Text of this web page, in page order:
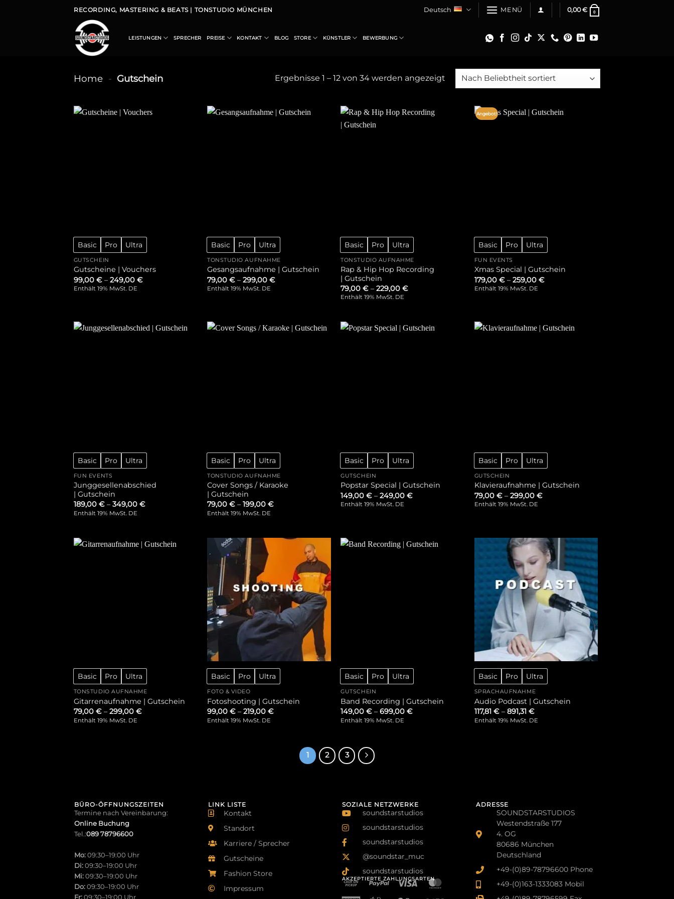
RECORDING, MASTERING & BEATS | TONSTUDIO MÜNCHEN Deutsch MENÜ 0,00€ 0
LEISTUNGEN SPRECHER PREISE KONTAKT BLOG STORE KÜNSTLER BEWERBUNG
Home - Gutschein Ergebnisse 1 – 12 von 34 werden angezeigt
Basic Pro Ultra
GUTSCHEIN
Gutscheine | Vouchers
99,00 € – 249,00 €
Enthält 19% MwSt. DE
Basic Pro Ultra
TONSTUDIO AUFNAHME
Gesangsaufnahme | Gutschein
79,00€ –299,00€
Enthält 19% MwSt. DE
Basic Pro Ultra
TONSTUDIO AUFNAHME
Rap & Hip Hop Recording
| Gutschein
79,00€ –229,00€
Enthält 19% MwSt. DE
Angebot!
Basic Pro Ultra
FUN EVENTS
Xmas Special | Gutschein
179,00 € – 259,00 €
Enthält 19% MwSt. DE
Basic Pro Ultra
FUN EVENTS
Junggesellenabschied
| Gutschein
189,00 € – 349,00 €
Enthält 19% MwSt. DE
Basic Pro Ultra
TONSTUDIO AUFNAHME
Cover Songs / Karaoke
| Gutschein
79,00€ –199,00€
Enthält 19% MwSt. DE
Basic Pro Ultra
GUTSCHEIN
Popstar Special | Gutschein
149,00€ –249,00€
Enthält 19% MwSt. DE
Basic Pro Ultra
GUTSCHEIN
Klavieraufnahme | Gutschein
79,00 € – 299,00 €
Enthält 19% MwSt. DE
Basic Pro Ultra
TONSTUDIO AUFNAHME
Gitarrenaufnahme | Gutschein
79,00 € – 299,00 €
Enthält 19% MwSt. DE
Basic Pro Ultra
FOTO & VIDEO
Fotoshooting | Gutschein
99,00€ –219,00€
Enthält 19% MwSt. DE
Basic Pro Ultra
GUTSCHEIN
Band Recording | Gutschein
149,00€ –699,00€
Enthält 19% MwSt. DE
Basic Pro Ultra
SPRACHAUFNAHME
Audio Podcast | Gutschein
117,81 € – 891,31 €
Enthält 19% MwSt. DE
1 2 3
BÜRO-ÖFFNUNGSZEITEN
Termine nach Vereinbarung:
Online Buchung
Tel.:089 78796600
Mo:09:30–19:00 Uhr
Di:09:30–19:00 Uhr
Mi:09:30–19:00 Uhr
Do:09:30–19:00 Uhr
Fr:09:30–19:00 Uhr
LINK LISTE
Kontakt
Standort
Karriere / Sprecher
Gutscheine
Fashion Store
Impressum
SOZIALE NETZWERKE
soundstarstudios
soundstarstudios
soundstarstudios
@soundstar_muc
soundstarstudios
AKZEPTIERTE ZAHLUNGSARTEN
ADRESSE
SOUNDSTARSTUDIOS
Westendstraße 177
4. OG
80686 München
Deutschland
+49-(0)89-78796600 Phone
+49-(0)163-1333083 Mobil